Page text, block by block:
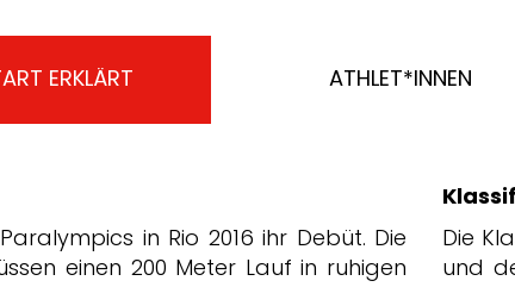
ERKLÄRT ATHLET*INNEN
in Rio 2016 ihr Debüt. Die
einen 200 Meter Lauf in ruhigen
Die
und